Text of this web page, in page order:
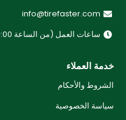
info@tirefaster.com
ساعات العمل (من الساعة 9:00 صباحًا إلى الساعة 6:00 مساءً)
خدمة العملاء
الشروط والأحكام
سياسة الخصوصية